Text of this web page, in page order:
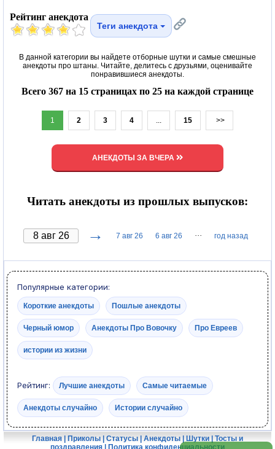
Рейтинг анекдота
Теги анекдота
В данной категории вы найдете отборные шутки и самые смешные
анекдоты про штаны. Читайте, делитесь с друзьями, оценивайте
понравившиеся анекдоты.
Всего 367 на 15 страницах по 25 на каждой странице
1 2 3 4 ... 15 >>
АНЕКДОТЫ ЗА ВЧЕРА
Читать анекдоты из прошлых выпусков:
→ 7 авг 26 6 авг 26 ··· год назад
Популярные категории:
Короткие анекдоты Пошлые анекдоты
Черный юмор Анекдоты Про Вовочку Про Евреев
истории из жизни
Рейтинг: Лучшие анекдоты Самые читаемые
Анекдоты случайно Истории случайно
Главная | Приколы | Статусы | Анекдоты | Шутки | Тосты и
поздравления | Политика конфиденциальности